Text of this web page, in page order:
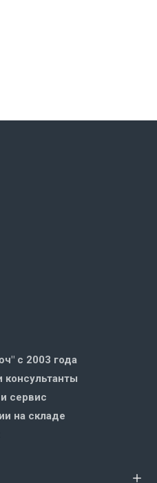
с 2003 года
сервис
на складе